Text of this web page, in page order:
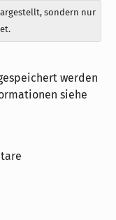
sondern nur
werden
siehe